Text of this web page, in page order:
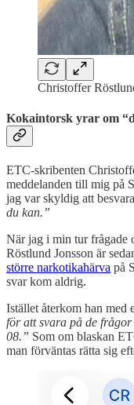
Christoffer
Kokaintorsk yrar om
ETC-skribenten
meddelanden till mig på
jag var skyldig att
du kan.”
När jag i min tur frågade
Röstlund Jonsson är
större narkotikahärva på
svar kom aldrig.
Istället återkom han med
för att svara på de
08.” Som om blaskan
man förväntas rätta sig